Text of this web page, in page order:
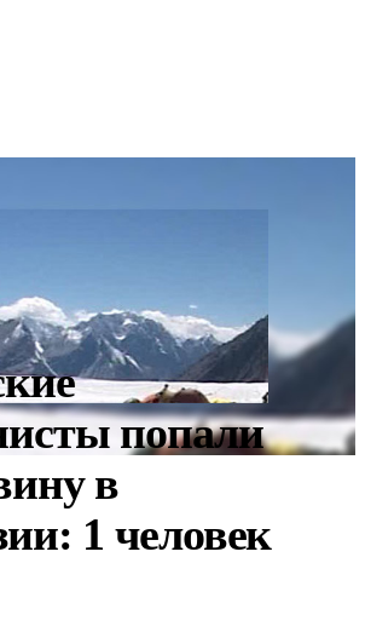
попали
в
1 человек